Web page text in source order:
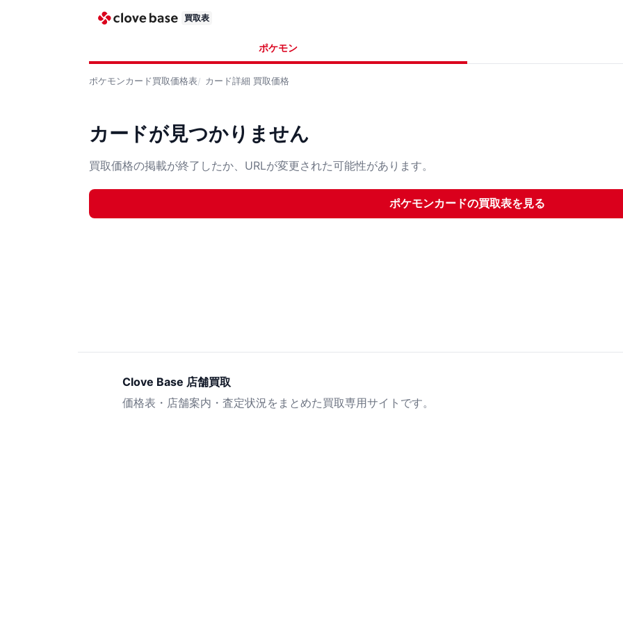
買取表
ポケモン
ポケモンカード買取価格表 カード詳細 買取価格
カードが見つかりません
買取価格の掲載が終了したか、URLが変更された可能性があります。
ポケモンカードの買取表を見る
Clove Base 店舗買取
価格表・店舗案内・査定状況をまとめた買取専用サイトです。